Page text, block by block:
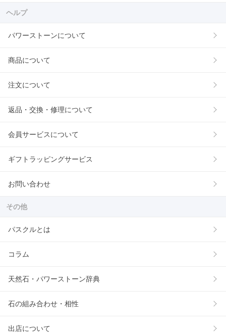
ヘルプ
パワーストーンについて
商品について
注文について
返品・交換・修理について
会員サービスについて
ギフトラッピングサービス
お問い合わせ
その他
パスクルとは
コラム
天然石・パワーストーン辞典
石の組み合わせ・相性
出店について